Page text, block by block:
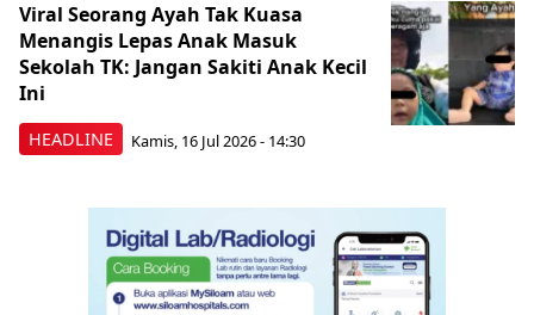
HEADLINE
Viral Seorang Ayah Tak Kuasa
Menangis Lepas Anak Masuk
Sekolah TK: Jangan Sakiti Anak Kecil
Ini
Kamis, 16 Jul 2026 - 14:30